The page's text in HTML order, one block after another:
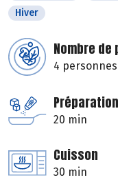
Hiver
Nombre
4 personnes
Préparation
20 min
Cuisson
30 min